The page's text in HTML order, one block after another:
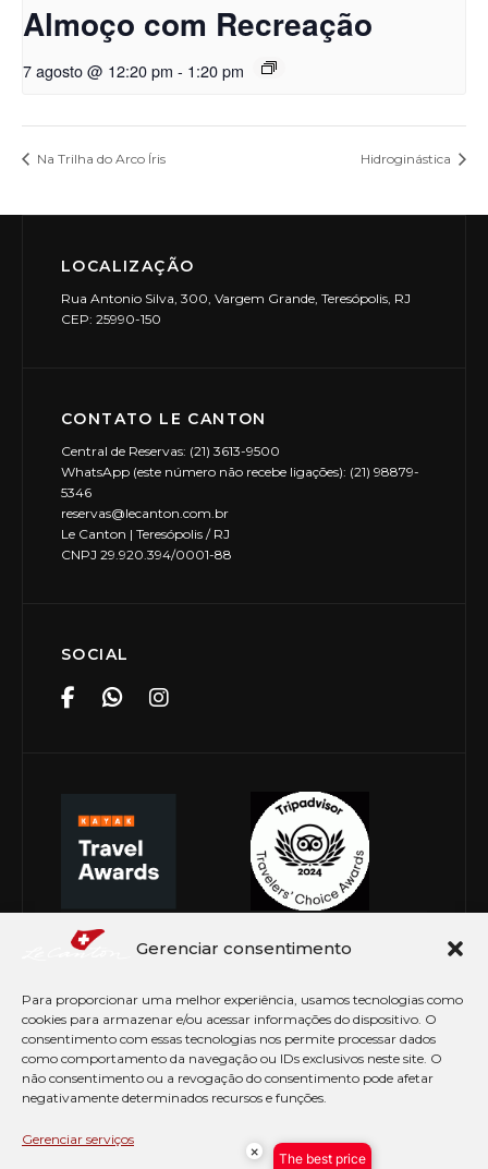
Gerenciar consentimento
Para proporcionar uma melhor experiência, usamos tecnologias como
cookies para armazenar e/ou acessar informações do dispositivo. O
consentimento com essas tecnologias nos permite processar dados
como comportamento da navegação ou IDs exclusivos neste site. O
não consentimento ou a revogação do consentimento pode afetar
negativamente determinados recursos e funções.
Gerenciar serviços
Almoço com Recreação
7 agosto @ 12:20 pm - 1:20 pm
Na Trilha do Arco Íris Hidroginástica
LOCALIZAÇÃO
Rua Antonio Silva, 300, Vargem Grande, Teresópolis, RJ
CEP: 25990-150
CONTATO LE CANTON
Central de Reservas: (21) 3613-9500
WhatsApp (este número não recebe ligações): (21) 98879-
5346
reservas@lecanton.com.br
Le Canton | Teresópolis / RJ
CNPJ 29.920.394/0001-88
SOCIAL
© Copyright 2026 Le Canton. Todos os direitos
× The best price